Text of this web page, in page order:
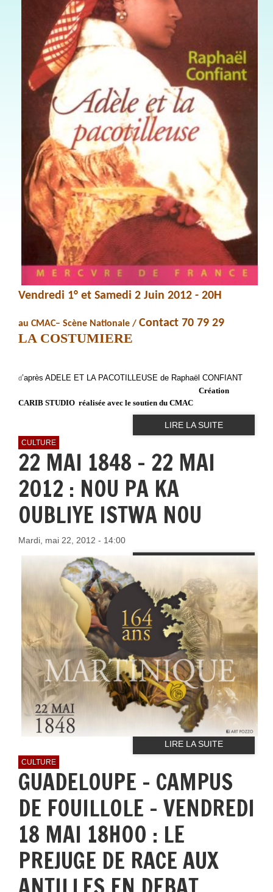
Vendredi 1° et Samedi 2 Juin 2012 - 20H
au CMAC– Scène Nationale / Contact 70 79 29
LA COSTUMIERE
d’après ADELE ET LA PACOTILLEUSE de Raphaël CONFIANT
Création
CARIB STUDIO réalisée avec le soutien du CMAC
LIRE LA SUITE
CULTURE
22 MAI 1848 - 22 MAI
2012 : NOU PA KA
OUBLIYE ISTWA NOU
Mardi, mai 22, 2012 - 14:00
LIRE LA SUITE
CULTURE
GUADELOUPE - CAMPUS
DE FOUILLOLE - VENDREDI
18 MAI 18H00 : LE
PREJUGE DE RACE AUX